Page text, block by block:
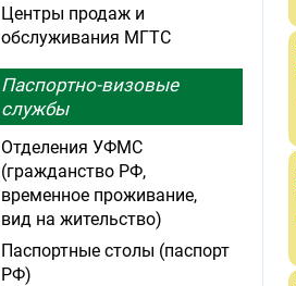
Центры продаж и
обслуживания МГТС
Паспортно-визовые
службы
Отделения УФМС
(гражданство РФ,
временное проживание,
вид на жительство)
Паспортные столы (паспорт
РФ)